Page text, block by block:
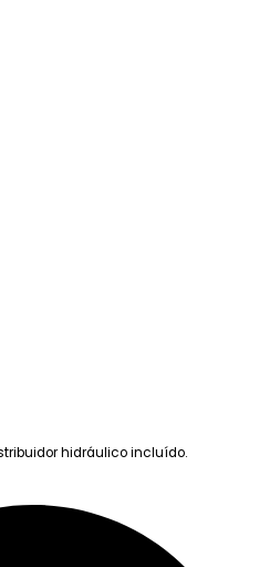
hidráulico incluído.